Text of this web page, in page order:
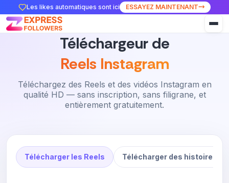
Les likes automatiques sont ici ESSAYEZ MAINTENANT
Téléchargeur de
Reels Instagram
Téléchargez des Reels et des vidéos Instagram en
qualité HD — sans inscription, sans filigrane, et
entièrement gratuitement.
Télécharger les Reels Télécharger des histoires